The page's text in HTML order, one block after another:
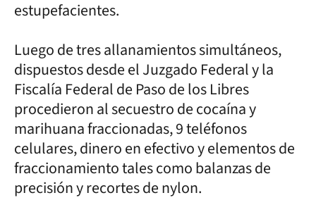
estupefacientes.
Luego de tres allanamientos simultáneos,
dispuestos desde el Juzgado Federal y la
Fiscalía Federal de Paso de los Libres
procedieron al secuestro de cocaína y
marihuana fraccionadas, 9 teléfonos
celulares, dinero en efectivo y elementos de
fraccionamiento tales como balanzas de
precisión y recortes de nylon.